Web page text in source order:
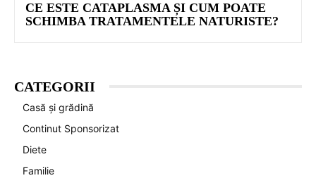
CE ESTE CATAPLASMA ȘI CUM POATE
SCHIMBA TRATAMENTELE NATURISTE?
CATEGORII
Casă și grădină
Continut Sponsorizat
Diete
Familie